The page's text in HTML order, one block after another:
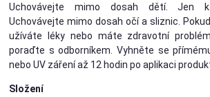
Uchovávejte mimo dosah dětí. Jen
Uchovávejte mimo dosah očí a sliznic.
užíváte léky nebo máte zdravotní
poraďte s odborníkem. Vyhněte se
nebo UV záření až 12 hodin po aplikaci
Složení